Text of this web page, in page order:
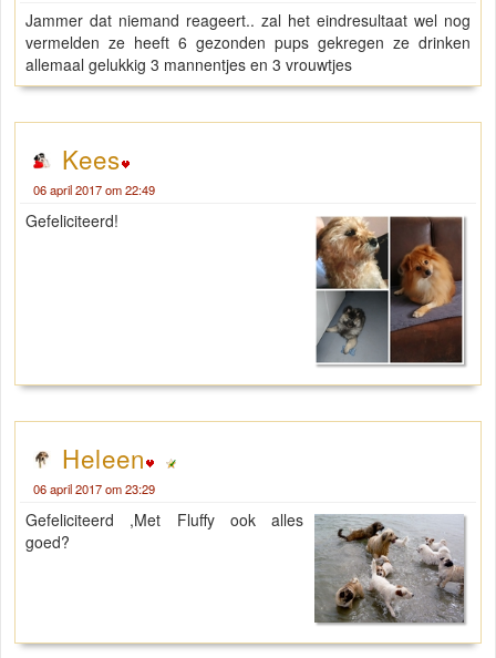
Jammer dat niemand reageert.. zal het eindresultaat wel nog
vermelden ze heeft 6 gezonden pups gekregen ze drinken
allemaal gelukkig 3 mannentjes en 3 vrouwtjes
Kees
06 april 2017 om 22:49
Gefeliciteerd!
Heleen
06 april 2017 om 23:29
Gefeliciteerd ,Met Fluffy ook alles
goed?